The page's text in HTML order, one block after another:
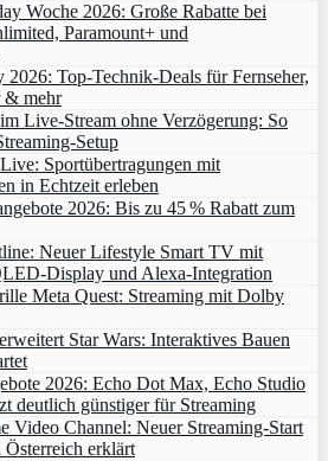
Woche 2026: Große Rabatte bei
Paramount+ und
Top-Technik-Deals für Fernseher,
& mehr
Live-Stream ohne Verzögerung: So
Setup
Sportübertragungen mit
in Echtzeit erleben
2026: Bis zu 45 % Rabatt zum
Neuer Lifestyle Smart TV mit
und Alexa‑Integration
Meta Quest: Streaming mit Dolby
Star Wars: Interaktives Bauen
2026: Echo Dot Max, Echo Studio
deutlich günstiger für Streaming
Video Channel: Neuer Streaming‑Start
erklärt